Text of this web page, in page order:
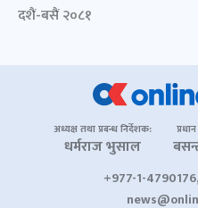
दशैं-बसैं २०८१
अध्यक्ष तथा प्रबन्ध निर्देशक:
धर्मराज भुसाल
+977-1-